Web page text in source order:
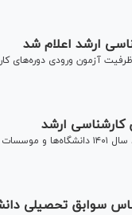
ارشد اعلام شد
آزمون ورودی دوره‌های
کارشناسی ارشد
سوابق تحصیلی